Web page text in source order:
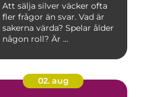
Att sälja silver väcker ofta
fler frågor än svar. Vad är
sakerna värda? Spelar ålder
någon roll? Är ...
02. aug